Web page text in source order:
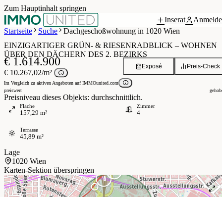
Zum Hauptinhalt springen
Inserat
Startseite
Suche Dachgeschoßwohnung in 1020 Wien
/ 11Grundriss
EINZIGARTIGER GRÜN- & RIESENRADBLICK – WOHNEN
ÜBER DEN DÄCHERN DES 2. BEZIRKS
€ 1.614.900
€ 10.267,02/m²
Im Vergleich zu aktiven Angeboten auf IMMOunited.com
preiswert
Preisniveau dieses Objekts: durchschnittlich.
Preis-Check
Exposé
Fläche
157,29 m²
Zimmer
4
Terrasse
45,89 m²
Lage
1020 Wien
Karten-Sektion überspringen